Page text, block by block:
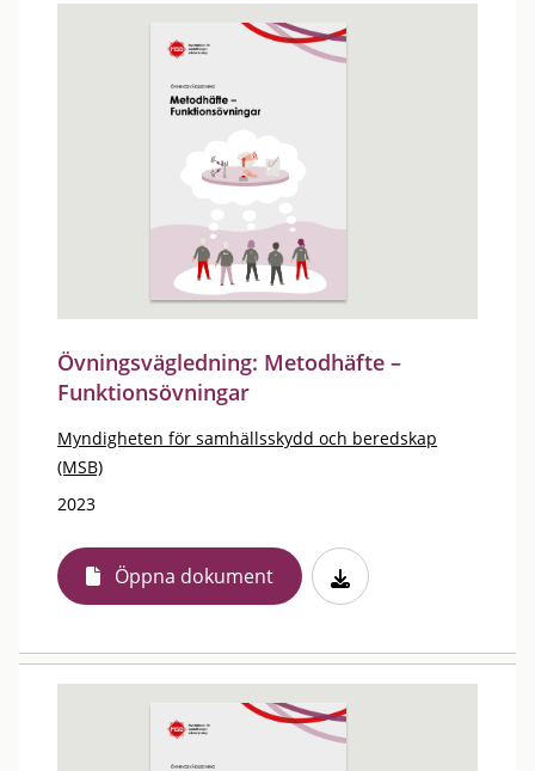
Övningsvägledning: Metodhäfte –
Funktionsövningar
Myndigheten för samhällsskydd och beredskap
(MSB)
2023
Öppna dokument